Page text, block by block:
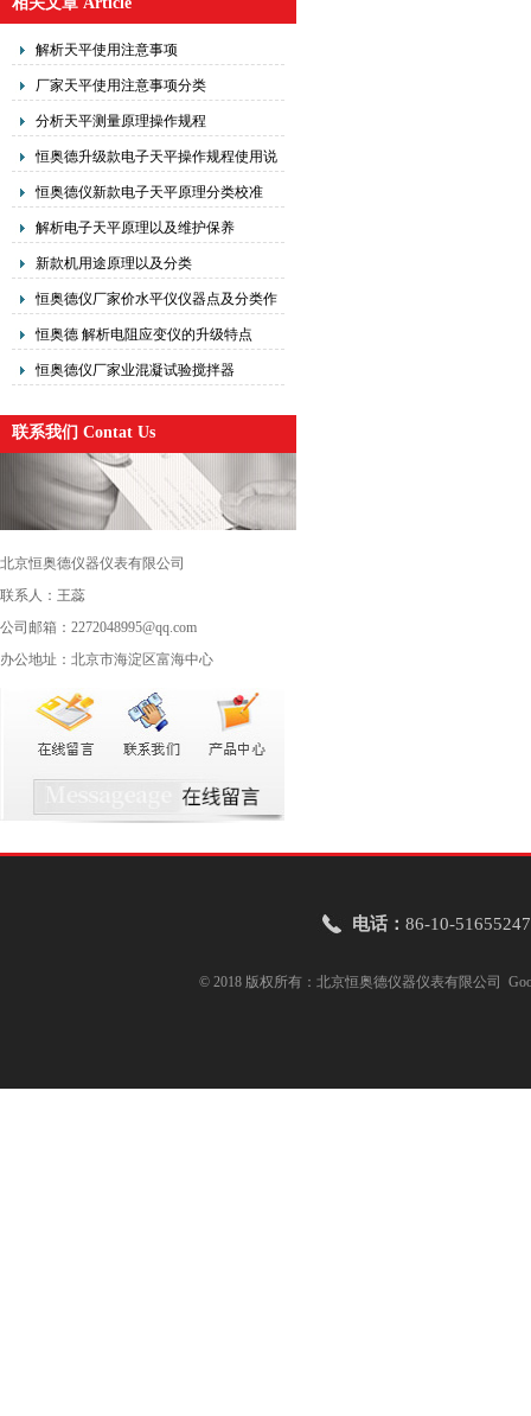
解析天平使用注意事项
厂家天平使用注意事项分类
分析天平测量原理操作规程
恒奥德升级款电子天平操作规程使用说
明
恒奥德仪新款电子天平原理分类校准
解析电子天平原理以及维护保养
新款机用途原理以及分类
恒奥德仪厂家价水平仪仪器点及分类作
原理
恒奥德 解析电阻应变仪的升级特点
恒奥德仪厂家业混凝试验搅拌器
联系我们 Contat Us
北京恒奥德仪器仪表有限公司
联系人：王蕊
公司邮箱：2272048995@qq.com
办公地址：北京市海淀区富海中心
电话： 86-10-51655247
© 2018 版权所有：北京恒奥德仪器仪表有限公司